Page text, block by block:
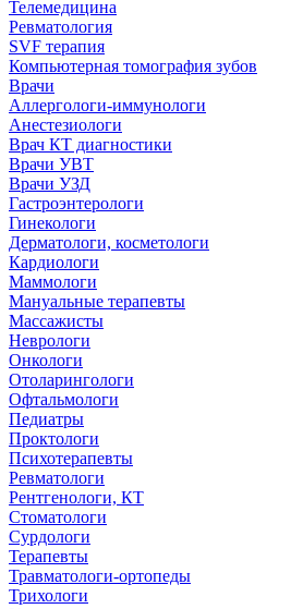
Телемедицина
Ревматология
SVF терапия
Компьютерная томография зубов
Врачи
Аллергологи-иммунологи
Анестезиологи
Врач КТ диагностики
Врачи УВТ
Врачи УЗД
Гастроэнтерологи
Гинекологи
Дерматологи, косметологи
Кардиологи
Маммологи
Мануальные терапевты
Массажисты
Неврологи
Онкологи
Отоларингологи
Офтальмологи
Педиатры
Проктологи
Психотерапевты
Ревматологи
Рентгенологи, КТ
Стоматологи
Сурдологи
Терапевты
Травматологи-ортопеды
Трихологи